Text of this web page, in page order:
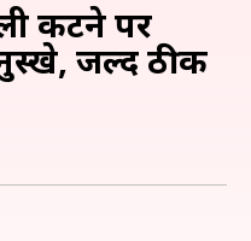
कटने पर
जल्द ठीक